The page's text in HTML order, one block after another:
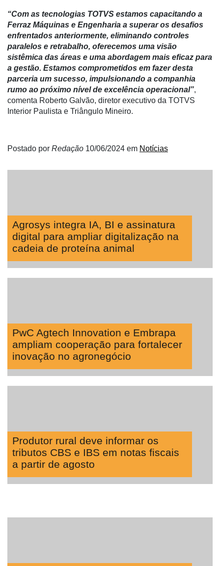
Néctar
Tecprime
Agro
Lean
Way
Consulting
Manager
“Com as tecnologias TOTVS estamos capacitando a
Ferraz Máquinas e Engenharia a superar os desafios
enfrentados anteriormente, eliminando controles
paralelos e retrabalho, oferecemos uma visão
sistêmica das áreas e uma abordagem mais eficaz para
a gestão. Estamos comprometidos em fazer desta
parceria um sucesso, impulsionando a companhia
rumo ao próximo nível de excelência operacional”,
comenta Roberto Galvão, diretor executivo da TOTVS
Interior Paulista e Triângulo Mineiro.
Postado por Redação 10/06/2024 em Notícias
Agrosys integra IA, BI e assinatura
digital para ampliar digitalização na
cadeia de proteína animal
PwC Agtech Innovation e Embrapa
ampliam cooperação para fortalecer
inovação no agronegócio
Produtor rural deve informar os
tributos CBS e IBS em notas fiscais
a partir de agosto